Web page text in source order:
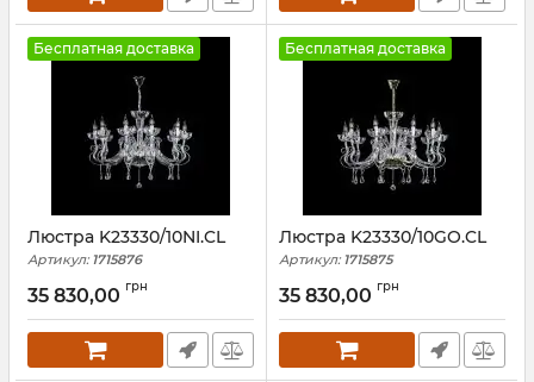
Бесплатная доставка
Люстра K23330/10NI.CL
Артикул:1715876
35 830,00 грн
Бесплатная доставка
Люстра K23330/10GO.CL
Артикул:1715875
35 830,00 грн